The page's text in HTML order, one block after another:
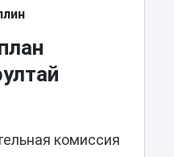
комиссия